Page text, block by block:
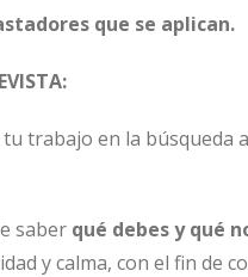
que se aplican.
trabajo en la búsqueda
saber qué debes y qué
y calma, con el fin de